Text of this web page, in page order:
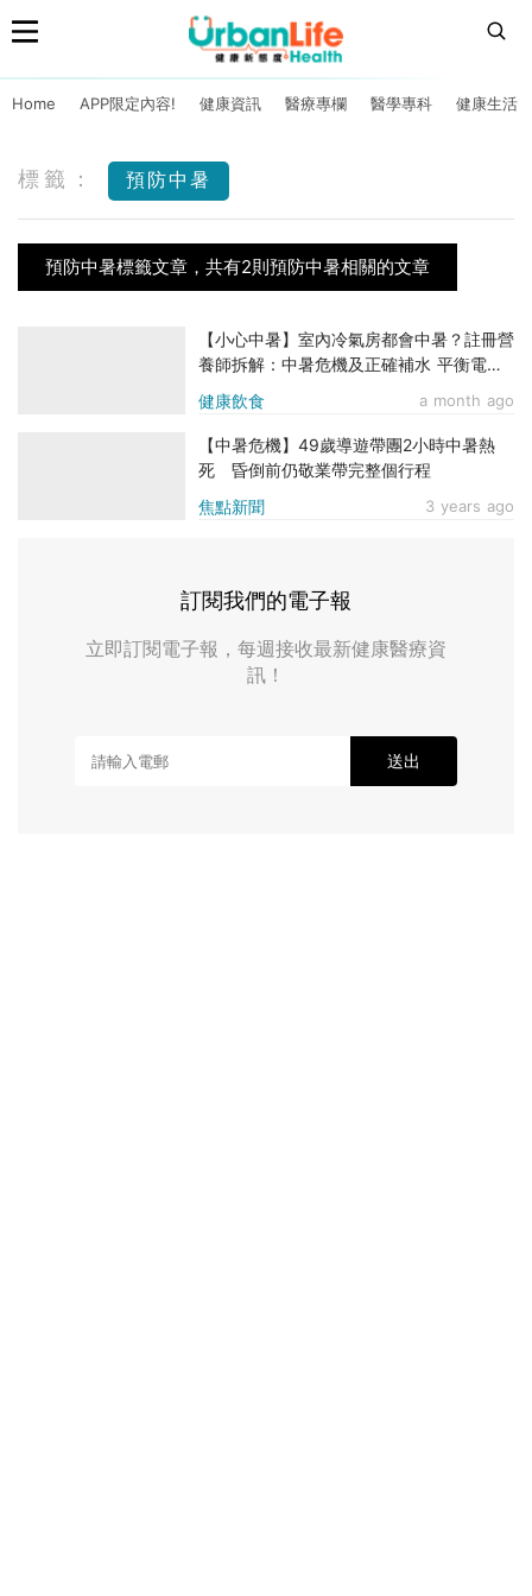
Home APP限定內容! 健康資訊 醫療專欄 醫學專科 健康生活
標籤： 預防中暑
預防中暑標籤文章，共有2則預防中暑相關的文章
健康飲食 a month ago
【小心中暑】室內冷氣房都會中暑？註冊營
養師拆解：中暑危機及正確補水 平衡電解
焦點新聞 3 years ago
【中暑危機】49歲導遊帶團2小時中暑熱
死 昏倒前仍敬業帶完整個行程
訂閱我們的電子報
立即訂閱電子報，每週接收最新健康醫療資
訊！
送出